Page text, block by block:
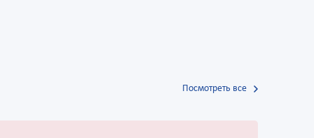
Посмотреть все